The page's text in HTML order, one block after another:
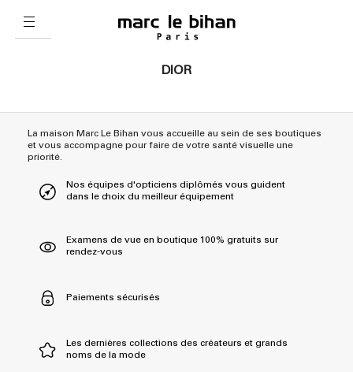
DIOR
La maison Marc Le Bihan vous accueille au sein de ses boutiques
et vous accompagne pour faire de votre santé visuelle une
priorité.
Nos équipes d'opticiens diplômés vous guident
dans le choix du meilleur équipement
Examens de vue en boutique 100% gratuits sur
rendez-vous
Paiements sécurisés
Les dernières collections des créateurs et grands
noms de la mode